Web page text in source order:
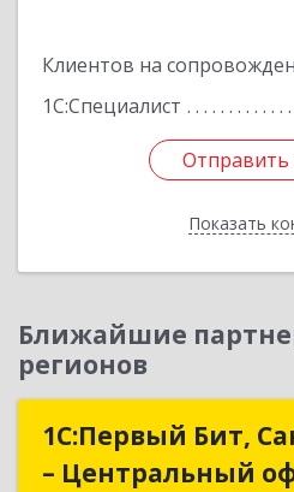
Клиентов на
1С:Специалист
Отправить
Показать
Отправить
Назад
Ближайшие
регионов
1С:Первый Бит,
– Центральный
1С:Первый Бит,
–